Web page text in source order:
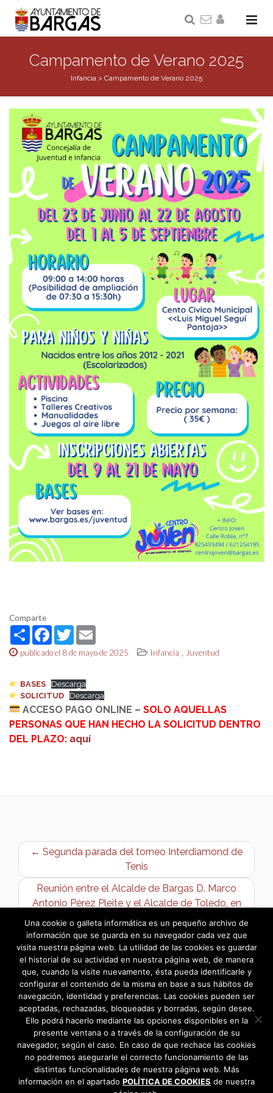
Campamento de Verano 2025
Infancia > Campamento de Verano 2025
Comparte
ShareFacebook
Twitter
publicado el 8 de mayo de 2025 Infancia , Juventud
BASES
Descarga
SOLICITUD
Descarga
ACCESO PAGO ONLINE –SOLO AQUELLAS
PERSONAS QUE HAN HECHO LA SOLICITUD DENTRO
DEL PLAZO: aquí
← Segunda parada del torneo Interdiamond de
Tenis
Reunión entre el Alcalde de Bargas D. Marco
Antonio Pérez Pleite y el Alcalde de Toledo, en
la mañana de hoy →
Una cookie o galleta informática es un pequeño archivo de
información que se guarda en su navegador cada vez que
visita nuestra página web. La utilidad de las cookies es guardar
el historial de su actividad en nuestra página web, de manera
que, cuando la visite nuevamente, ésta pueda identificarle y
configurar el contenido de la misma en base a sus hábitos de
navegación, identidad y preferencias. Las cookies pueden ser
aceptadas, rechazadas, bloqueadas y borradas, según desee.
Ello podrá hacerlo mediante las opciones disponibles en la
presente ventana o a través de la configuración de su
navegador, según el caso. En caso de que rechace las cookies
no podremos asegurarle el correcto funcionamiento de las
distintas funcionalidades de nuestra página web. Más
información en el apartado POLÍTICA DE COOKIES de nuestra